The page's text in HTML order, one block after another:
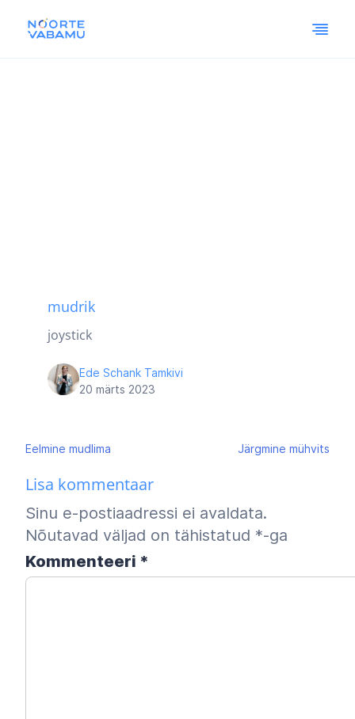
mudrik
joystick
Ede Schank Tamkivi
20 märts 2023
Navigeerimine
Eelmine mudlima Järgmine mühvits
Lisa kommentaar
Sinu e-postiaadressi ei avaldata.
Nõutavad väljad on tähistatud *-ga
Kommenteeri *